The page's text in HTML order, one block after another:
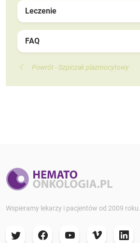
Leczenie
FAQ
Powrót - Szpiczak plazmocytowy
Wspieramy lekarzy i pacjentów od 2009 roku.